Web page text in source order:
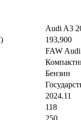
Audi A3
193,900
FAW Audi
Бензин
2024.11
118
250